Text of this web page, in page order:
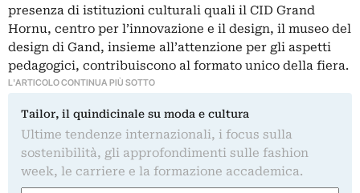
presenza di istituzioni culturali quali il CID Grand
Hornu, centro per l’innovazione e il design, il museo del
design di Gand, insieme all’attenzione per gli aspetti
pedagogici, contribuiscono al formato unico della fiera.
L'ARTICOLO CONTINUA PIÙ SOTTO
Tailor, il quindicinale su moda e cultura
Ultime tendenze internazionali, i focus sulla
sostenibilità, gli approfondimenti sulle fashion
week, le carriere e la formazione accademica.